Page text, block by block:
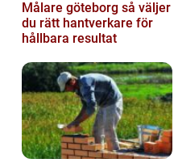
Målare göteborg så väljer
du rätt hantverkare för
hållbara resultat